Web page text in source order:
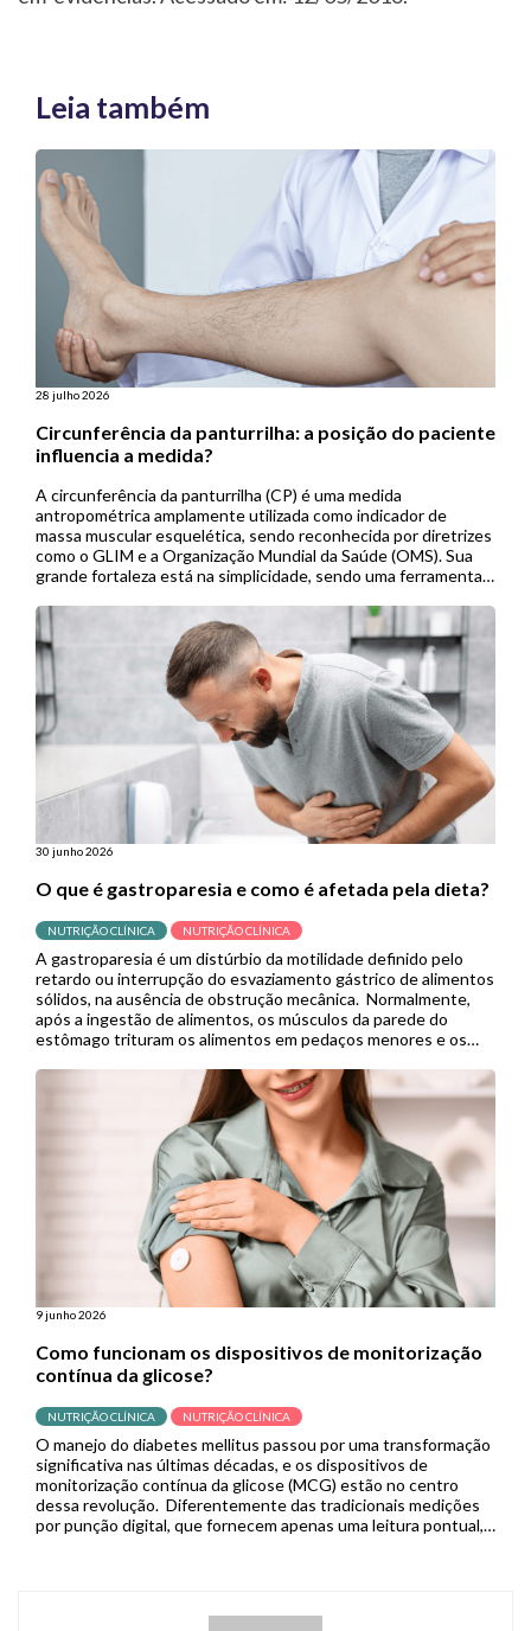
Leia também
28 julho 2026
Circunferência da panturrilha: a posição do paciente
influencia a medida?
A circunferência da panturrilha (CP) é uma medida
antropométrica amplamente utilizada como indicador de
massa muscular esquelética, sendo reconhecida por diretrizes
como o GLIM e a Organização Mundial da Saúde (OMS). Sua
grande fortaleza está na simplicidade, sendo uma ferramenta
útil em contextos de menor […]
30 junho 2026
O que é gastroparesia e como é afetada pela dieta?
NUTRIÇÃO CLÍNICA NUTRIÇÃO CLÍNICA
A gastroparesia é um distúrbio da motilidade definido pelo
retardo ou interrupção do esvaziamento gástrico de alimentos
sólidos, na ausência de obstrução mecânica. Normalmente,
após a ingestão de alimentos, os músculos da parede do
estômago trituram os alimentos em pedaços menores e os
Porém, quando se […]
9 junho 2026
Como funcionam os dispositivos de monitorização
contínua da glicose?
NUTRIÇÃO CLÍNICA NUTRIÇÃO CLÍNICA
O manejo do diabetes mellitus passou por uma transformação
significativa nas últimas décadas, e os dispositivos de
monitorização contínua da glicose (MCG) estão no centro
dessa revolução. Diferentemente das tradicionais medições
por punção digital, que fornecem apenas uma leitura pontual,